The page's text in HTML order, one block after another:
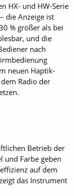
HX- und HW-Serie
die Anzeige ist
% größer als bei
und die
nach
neuen Haptik-
Radio der
Betrieb der
und Farbe geben
auf dem
das Instrument